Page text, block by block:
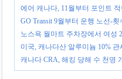
에어 캐나다, 11월부터 포인트 적
GO Transit 9월부터 운행 노선-
노스욕 월마트 주차장에서 여성
미국, 캐나다산 알루미늄 10% 관
캐나다 CRA, 해킹 당해 수 천명